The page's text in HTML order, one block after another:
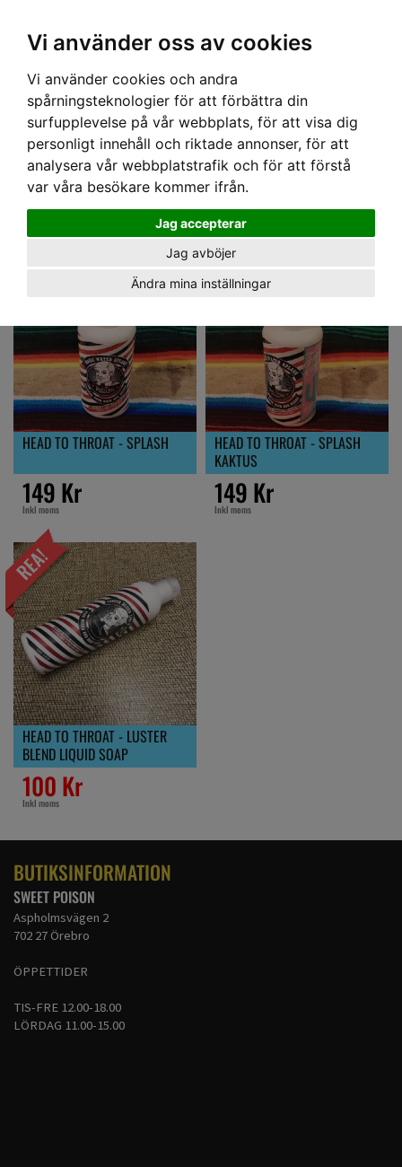
Vi använder oss av cookies
Vi använder cookies och andra
spårningsteknologier för att förbättra din
surfupplevelse på vår webbplats, för att visa dig
personligt innehåll och riktade annonser, för att
analysera vår webbplatstrafik och för att förstå
var våra besökare kommer ifrån.
Jag accepterar
Jag avböjer
Ändra mina inställningar
Hem› HEAD TO THROAT
HEAD TO THROAT
Head to throat are very proud to offer their 100% Sweden made products.
Their product line was released in 2014 and growing every year. They are
produced with the Sweden's Northlands inspiration in mind together with the
inspiration from the city lights.
Läs mer!
HEAD TO THROAT - SPLASH
149 Kr
Inkl moms
HEAD TO THROAT - SPLASH
KAKTUS
149 Kr
Inkl moms
HEAD TO THROAT - LUSTER
BLEND LIQUID SOAP
100 Kr
Inkl moms
BUTIKSINFORMATION
SWEET POISON
Aspholmsvägen 2
702 27 Örebro
ÖPPETTIDER
TIS-FRE 12.00-18.00
LÖRDAG 11.00-15.00